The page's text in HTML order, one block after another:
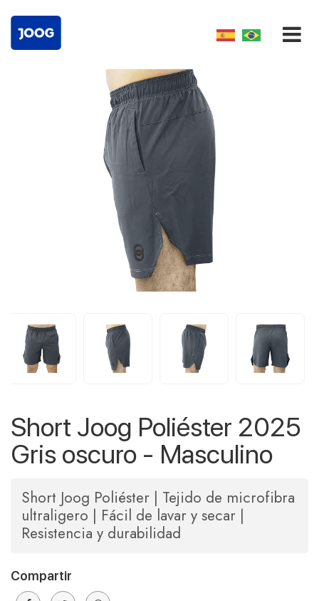
Short Joog Poliéster 2025
Gris oscuro - Masculino
Short Joog Poliéster | Tejido de microfibra
ultraligero | Fácil de lavar y secar |
Resistencia y durabilidad
Compartir